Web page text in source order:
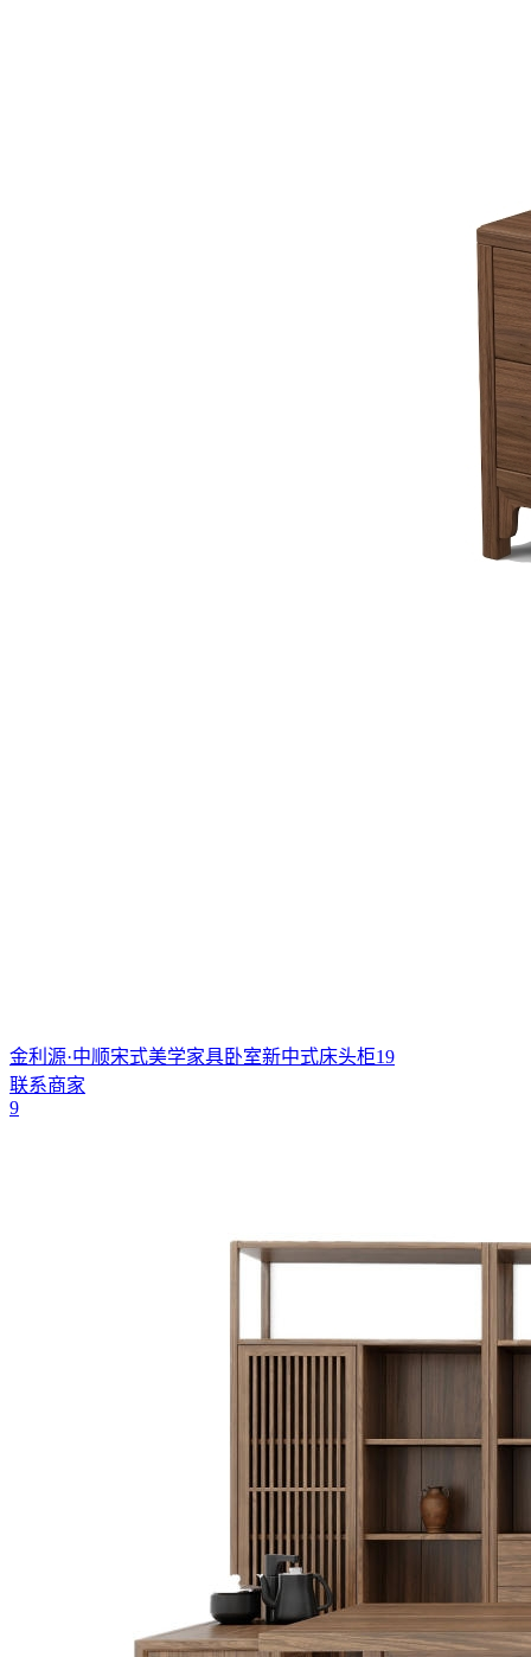
金利源·中顺宋式美学家具卧室新中式床头柜19
联系商家
9